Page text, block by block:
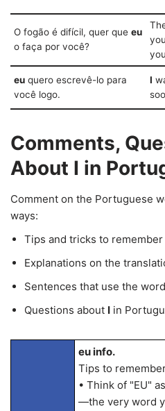
O fogão é difícil, quer que eu
o faça por você?
eu quero escrevê-lo para
você logo.
I
Comments,
About I in
Comment on the Portuguese
ways:
Tips and tricks to
Explanations on the
Sentences that use the word
Questions about I in
eu info.
Tips to
• Think of "EU"
—the very word